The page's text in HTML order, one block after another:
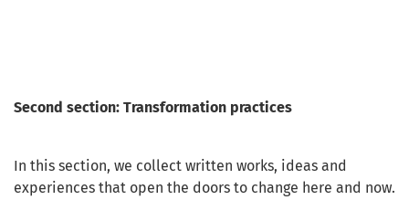
Second section: Transformation practices
In this section, we collect written works, ideas and
experiences that open the doors to change here and now.